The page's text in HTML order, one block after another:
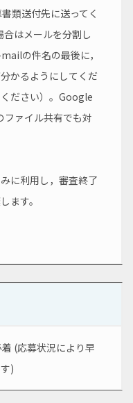
類送付先に送ってく
はメールを分割し
の件名の最後に，
かるようにしてくだ
ださい）。Google
ファイル共有でも対
に利用し，審査終了
ます。
(応募状況により早
)